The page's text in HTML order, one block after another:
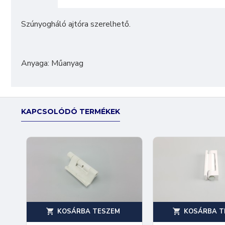
Szúnyogháló ajtóra szerelhető.
Anyaga: Műanyag
KAPCSOLÓDÓ TERMÉKEK
KOSÁRBA TESZEM KOSÁRBA